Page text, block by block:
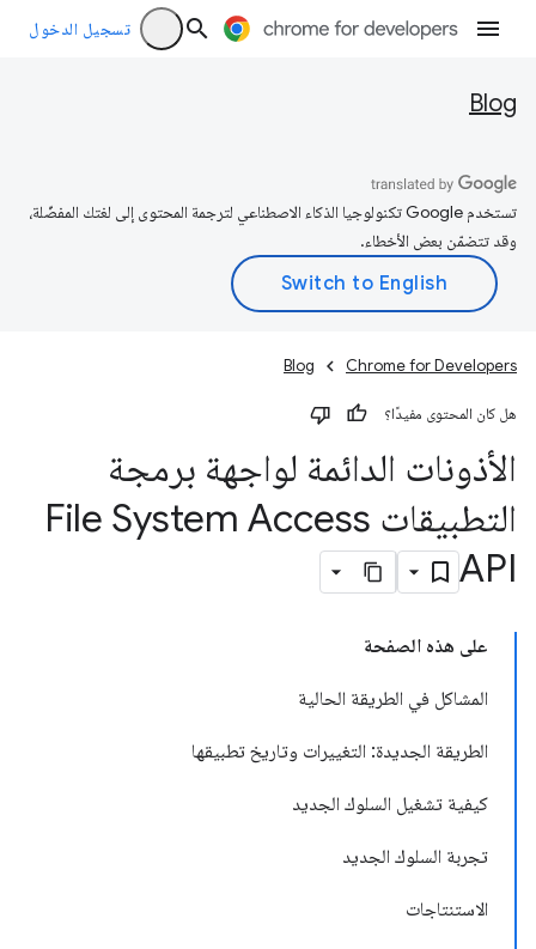
تسجيل الدخول
Blog
تستخدم Google تكنولوجيا الذكاء الاصطناعي لترجمة المحتوى إلى لغتك المفضّلة،
وقد تتضمّن بعض الأخطاء.
Chrome for Developers
Blog
هل كان المحتوى مفيدًا؟
الأذونات الدائمة لواجهة برمجة
التطبيقات File System Access
API
على هذه الصفحة
المشاكل في الطريقة الحالية
الطريقة الجديدة: التغييرات وتاريخ تطبيقها
كيفية تشغيل السلوك الجديد
تجربة السلوك الجديد
الاستنتاجات